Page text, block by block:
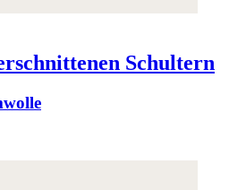
Schultern